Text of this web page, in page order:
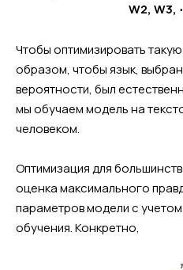
W2, W3,
Чтобы оптимизировать
образом, чтобы язык,
вероятности, был
мы обучаем модель на
человеком.
Оптимизация для
оценка максимального
параметров модели с
обучения. Конкретно,